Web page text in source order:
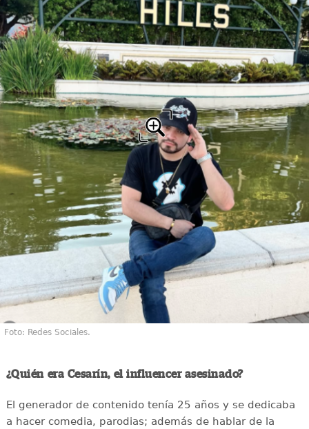
Foto: Redes Sociales.
¿Quién era Cesarín, el influencer asesinado?
El generador de contenido tenía 25 años y se dedicaba
a hacer comedia, parodias; además de hablar de la